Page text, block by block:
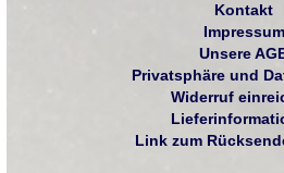
Kontakt
Impressum
Unsere
Privatsphäre und
Widerruf
Link zum